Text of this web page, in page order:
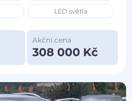
LED světla
Akční cena
308 000 Kč